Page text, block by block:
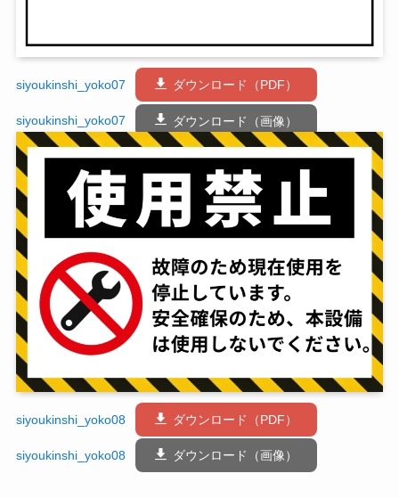
siyoukinshi_yoko07 ダウンロード（PDF）
siyoukinshi_yoko07 ダウンロード（画像）
siyoukinshi_yoko08 ダウンロード（PDF）
siyoukinshi_yoko08 ダウンロード（画像）